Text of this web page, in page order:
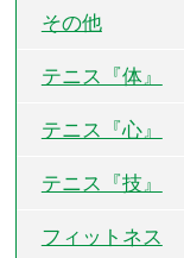
その他
テニス『体』
テニス『心』
テニス『技』
フィットネス